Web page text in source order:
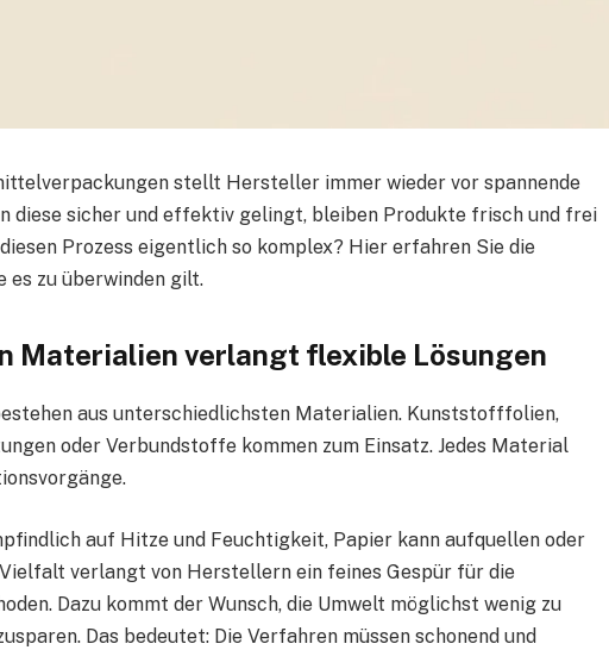
stellt Hersteller immer wieder vor spannende
diese sicher und effektiv gelingt, bleiben Produkte frisch und frei
Prozess eigentlich so komplex? Hier erfahren Sie die
zu überwinden gilt.
Materialien verlangt flexible Lösungen
aus unterschiedlichsten Materialien. Kunststofffolien,
oder Verbundstoffe kommen zum Einsatz. Jedes Material
auf Hitze und Feuchtigkeit, Papier kann aufquellen oder
verlangt von Herstellern ein feines Gespür für die
Dazu kommt der Wunsch, die Umwelt möglichst wenig zu
Das bedeutet: Die Verfahren müssen schonend und